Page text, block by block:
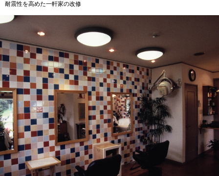
耐震性を高めた一軒家の改修